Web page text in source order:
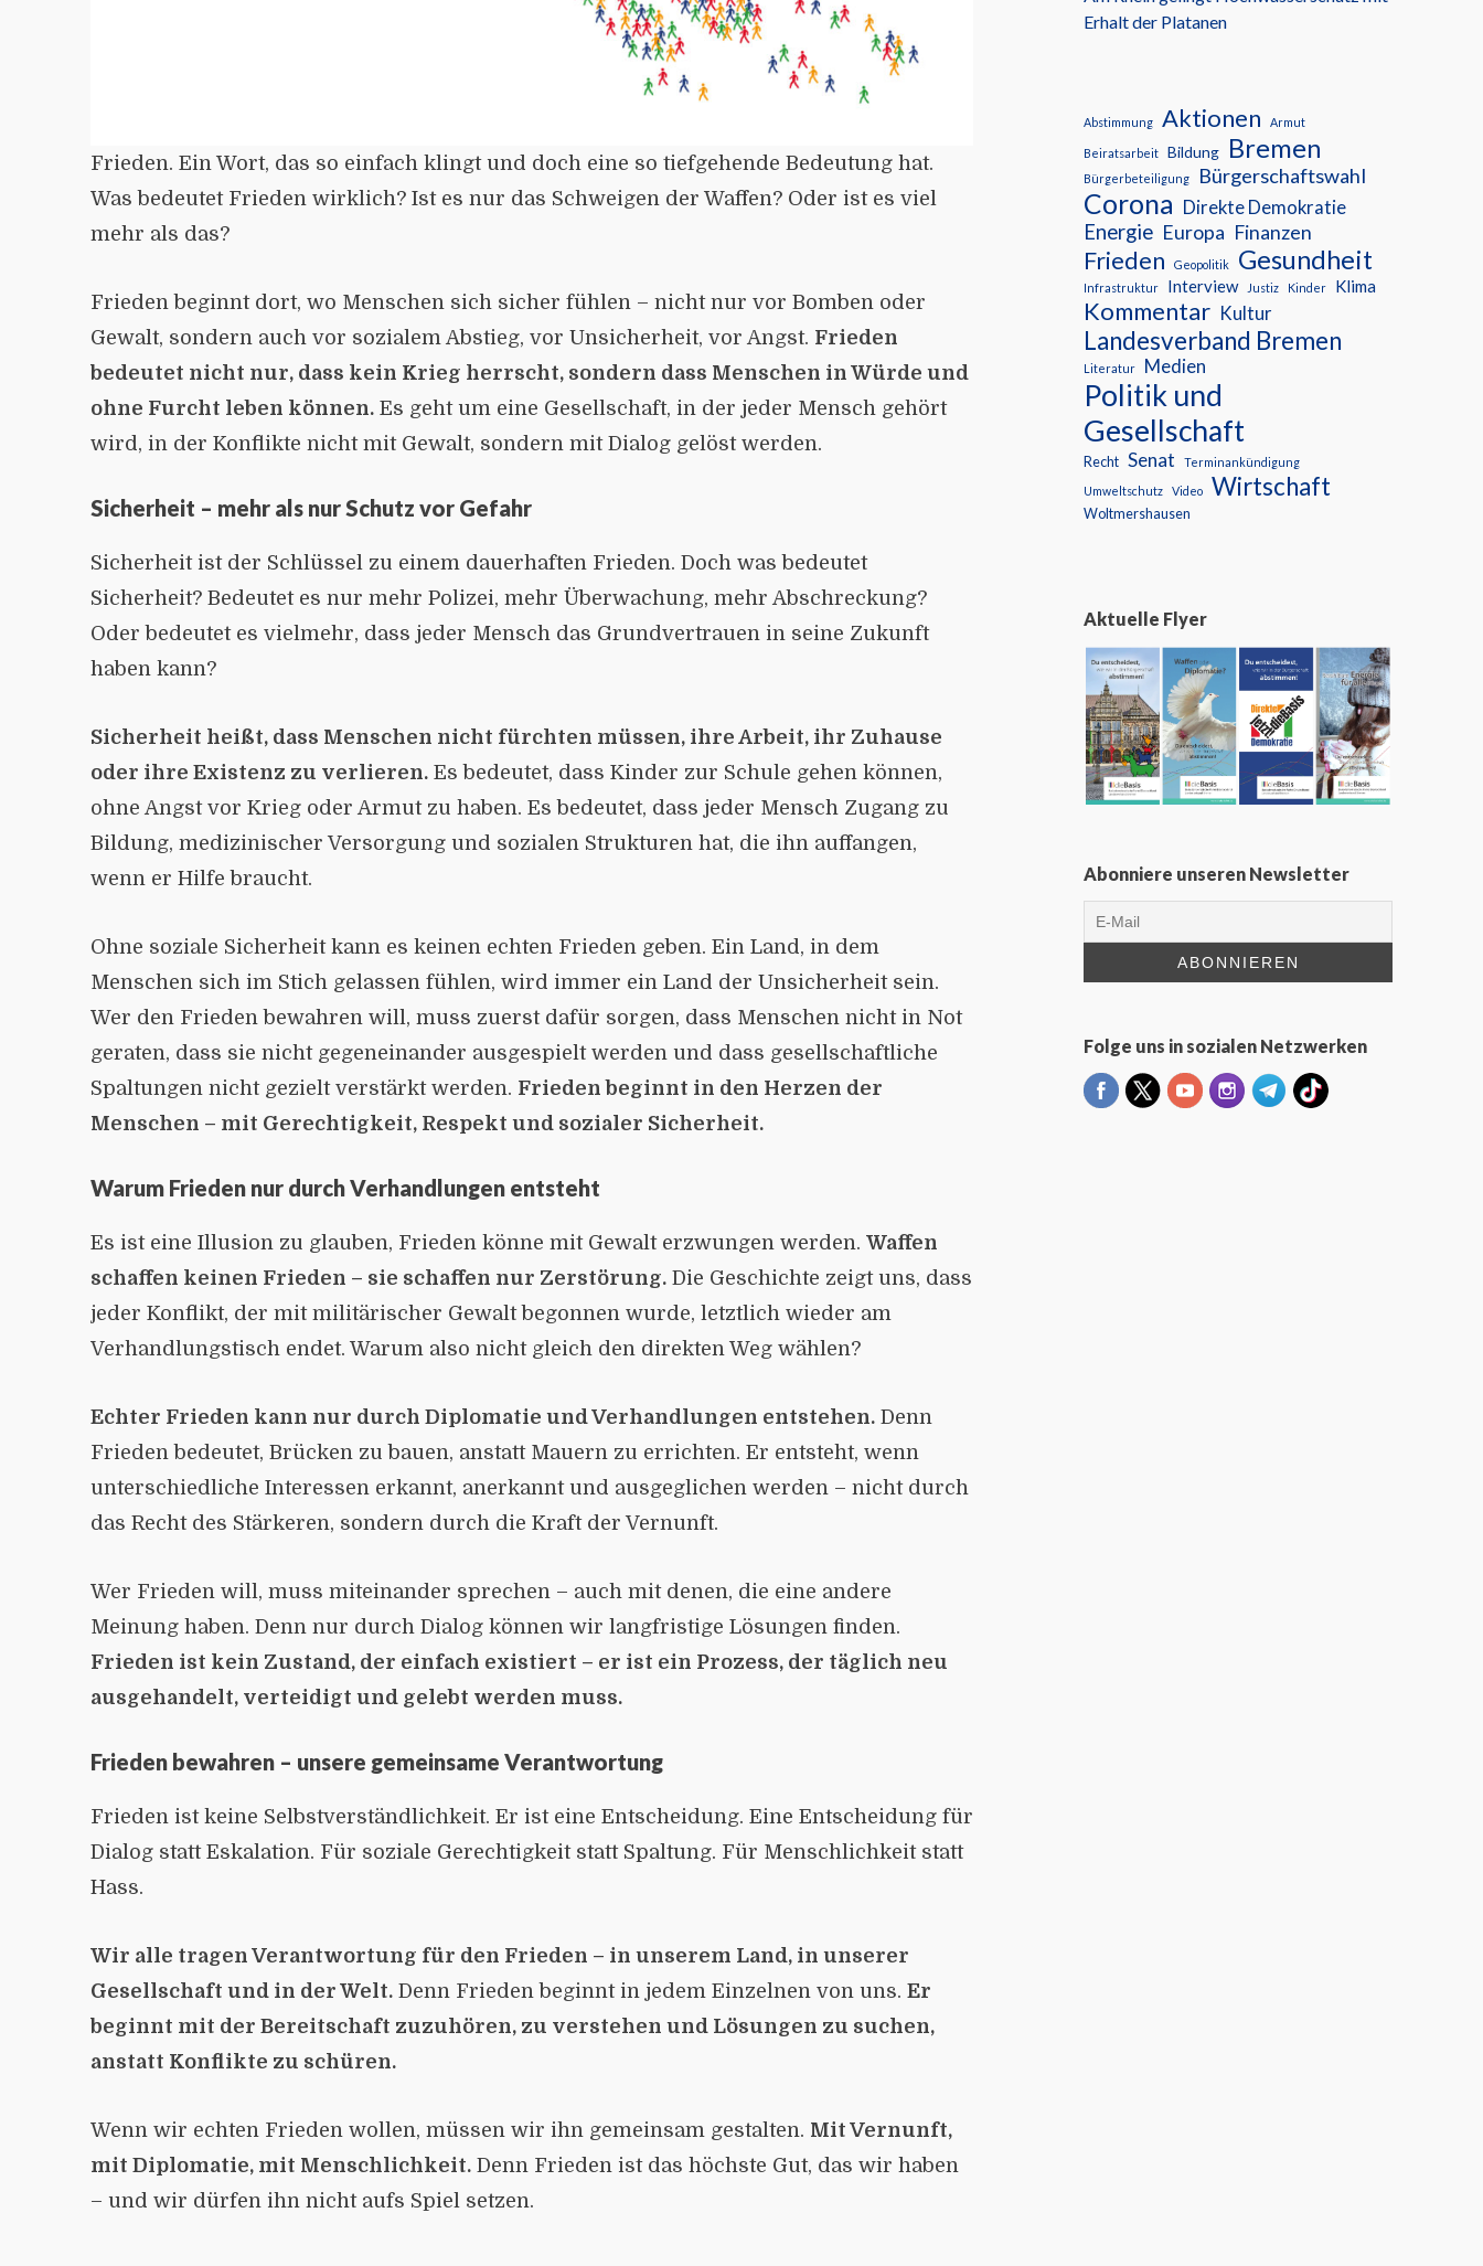
Frieden. Ein Wort, das so einfach klingt und doch eine so tiefgehende Bedeutung hat.
Was bedeutet Frieden wirklich? Ist es nur das Schweigen der Waffen? Oder ist es viel
mehr als das?
Frieden beginnt dort, wo Menschen sich sicher fühlen – nicht nur vor Bomben oder
Gewalt, sondern auch vor sozialem Abstieg, vor Unsicherheit, vor Angst. Frieden
bedeutet nicht nur, dass kein Krieg herrscht, sondern dass Menschen in Würde und
ohne Furcht leben können. Es geht um eine Gesellschaft, in der jeder Mensch gehört
wird, in der Konflikte nicht mit Gewalt, sondern mit Dialog gelöst werden.
Sicherheit – mehr als nur Schutz vor Gefahr
Sicherheit ist der Schlüssel zu einem dauerhaften Frieden. Doch was bedeutet
Sicherheit? Bedeutet es nur mehr Polizei, mehr Überwachung, mehr Abschreckung?
Oder bedeutet es vielmehr, dass jeder Mensch das Grundvertrauen in seine Zukunft
haben kann?
Sicherheit heißt, dass Menschen nicht fürchten müssen, ihre Arbeit, ihr Zuhause
oder ihre Existenz zu verlieren. Es bedeutet, dass Kinder zur Schule gehen können,
ohne Angst vor Krieg oder Armut zu haben. Es bedeutet, dass jeder Mensch Zugang zu
Bildung, medizinischer Versorgung und sozialen Strukturen hat, die ihn auffangen,
wenn er Hilfe braucht.
Ohne soziale Sicherheit kann es keinen echten Frieden geben. Ein Land, in dem
Menschen sich im Stich gelassen fühlen, wird immer ein Land der Unsicherheit sein.
Wer den Frieden bewahren will, muss zuerst dafür sorgen, dass Menschen nicht in Not
geraten, dass sie nicht gegeneinander ausgespielt werden und dass gesellschaftliche
Spaltungen nicht gezielt verstärkt werden. Frieden beginnt in den Herzen der
Menschen – mit Gerechtigkeit, Respekt und sozialer Sicherheit.
Warum Frieden nur durch Verhandlungen entsteht
Es ist eine Illusion zu glauben, Frieden könne mit Gewalt erzwungen werden. Waffen
schaffen keinen Frieden – sie schaffen nur Zerstörung. Die Geschichte zeigt uns, dass
jeder Konflikt, der mit militärischer Gewalt begonnen wurde, letztlich wieder am
Verhandlungstisch endet. Warum also nicht gleich den direkten Weg wählen?
Echter Frieden kann nur durch Diplomatie und Verhandlungen entstehen. Denn
Frieden bedeutet, Brücken zu bauen, anstatt Mauern zu errichten. Er entsteht, wenn
unterschiedliche Interessen erkannt, anerkannt und ausgeglichen werden – nicht durch
das Recht des Stärkeren, sondern durch die Kraft der Vernunft.
Wer Frieden will, muss miteinander sprechen – auch mit denen, die eine andere
Meinung haben. Denn nur durch Dialog können wir langfristige Lösungen finden.
Frieden ist kein Zustand, der einfach existiert – er ist ein Prozess, der täglich neu
ausgehandelt, verteidigt und gelebt werden muss.
Frieden bewahren – unsere gemeinsame Verantwortung
Frieden ist keine Selbstverständlichkeit. Er ist eine Entscheidung. Eine Entscheidung für
Dialog statt Eskalation. Für soziale Gerechtigkeit statt Spaltung. Für Menschlichkeit statt
Hass.
Wir alle tragen Verantwortung für den Frieden – in unserem Land, in unserer
Gesellschaft und in der Welt. Denn Frieden beginnt in jedem Einzelnen von uns. Er
beginnt mit der Bereitschaft zuzuhören, zu verstehen und Lösungen zu suchen,
anstatt Konflikte zu schüren.
Wenn wir echten Frieden wollen, müssen wir ihn gemeinsam gestalten. Mit Vernunft,
mit Diplomatie, mit Menschlichkeit. Denn Frieden ist das höchste Gut, das wir haben
– und wir dürfen ihn nicht aufs Spiel setzen.
Erhalt der Platanen
Abstimmung Aktionen Armut
Beiratsarbeit Bildung Bremen
Bürgerbeteiligung Bürgerschaftswahl
Corona Direkte Demokratie
Energie Europa Finanzen
Frieden Geopolitik Gesundheit
Infrastruktur Interview Justiz Kinder Klima
Kommentar Kultur
Landesverband Bremen
Literatur Medien
Politik und
Gesellschaft
Recht Senat
Terminankündigung
Umweltschutz
Video Wirtschaft
Woltmershausen
Aktuelle Flyer
Abonniere unseren Newsletter
Folge uns in sozialen Netzwerken